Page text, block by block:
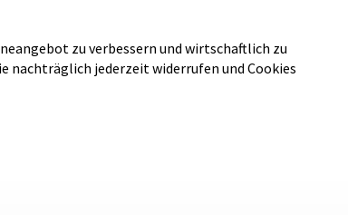
zu verbessern und wirtschaftlich zu
nachträglich jederzeit widerrufen und Cookies